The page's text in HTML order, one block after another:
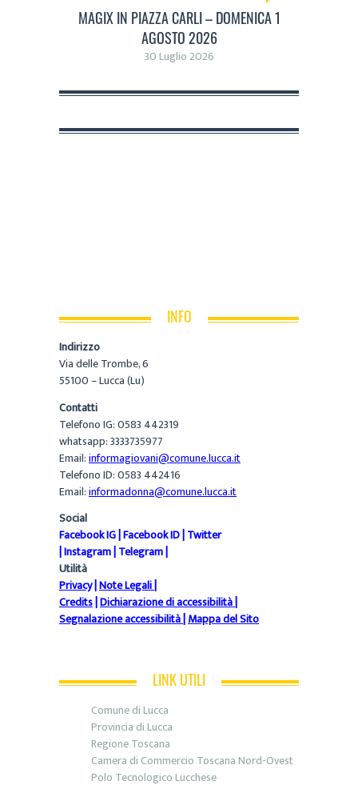
MAGIX IN PIAZZA CARLI – DOMENICA 1
AGOSTO 2026
30 Luglio 2026
INFO
Indirizzo
Via delle Trombe, 6
55100 – Lucca (Lu)
Contatti
Telefono IG: 0583 442319
whatsapp: 3333735977
Email:informagiovani@comune.lucca.it
Telefono ID: 0583 442416
Email:informadonna@comune.lucca.it
Social
Facebook IG|Facebook ID|Twitter
|Instagram|Telegram|
Utilità
Privacy|Note Legali|
Credits|Dichiarazione di accessibilità|
Segnalazione accessibilità|Mappa del Sito
LINK UTILI
Comune di Lucca
Provincia di Lucca
Regione Toscana
Camera di Commercio Toscana Nord-Ovest
Polo Tecnologico Lucchese